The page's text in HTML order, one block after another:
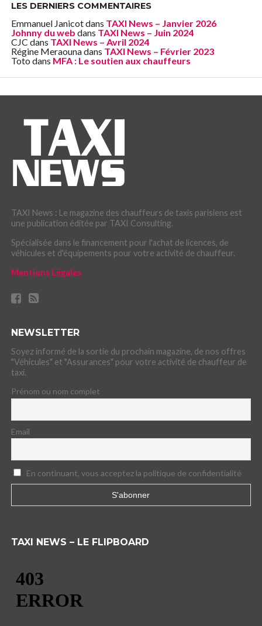
LES DERNIERS COMMENTAIRES
Emmanuel Janicotdans TAXI News – Janvier 2026
Johnny du web dans TAXI News – Juin 2024
CJC dans TAXI News – Avril 2024
Régine Meraounadans TAXI News – Février 2023
Toto dans MFA : Le soutien aux chauffeurs
TAXI News : Le magazine des chauffeurs de taxis parisiens est
une publication éditée par TAXI Consulting.
Spécialisée dans le financement pour l'achat de licences, de
véhicules et d'équipements pour votre activité de chauffeur.
Mentions Légales
NEWSLETTER
Soyez informé de la sortie du prochain magazine, de nos offres
"Véhicules" et "Assurances" pour votre activité de chauffeur de
taxi.
Prénom ou nom complet
Email
En continuant, vous acceptez la politique de confidentialité
TAXI NEWS – LE FLIPBOARD